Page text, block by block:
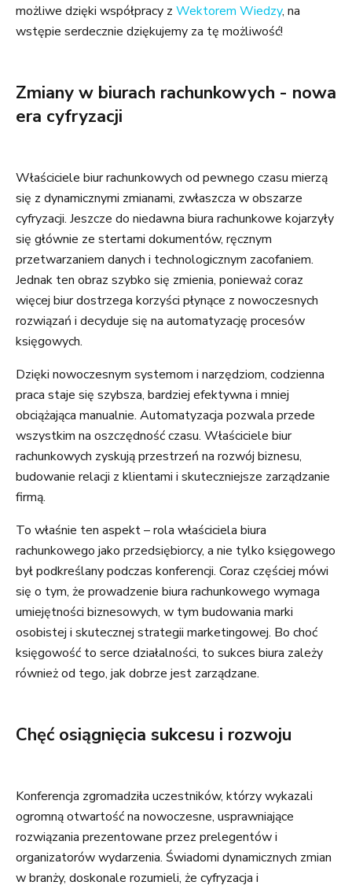
możliwe dzięki współpracy z Wektorem Wiedzy, na
wstępie serdecznie dziękujemy za tę możliwość!
Zmiany w biurach rachunkowych - nowa
era cyfryzacji
Właściciele biur rachunkowych od pewnego czasu mierzą
się z dynamicznymi zmianami, zwłaszcza w obszarze
cyfryzacji. Jeszcze do niedawna biura rachunkowe kojarzyły
się głównie ze stertami dokumentów, ręcznym
przetwarzaniem danych i technologicznym zacofaniem.
Jednak ten obraz szybko się zmienia, ponieważ coraz
więcej biur dostrzega korzyści płynące z nowoczesnych
rozwiązań i decyduje się na automatyzację procesów
księgowych.
Dzięki nowoczesnym systemom i narzędziom, codzienna
praca staje się szybsza, bardziej efektywna i mniej
obciążająca manualnie. Automatyzacja pozwala przede
wszystkim na oszczędność czasu. Właściciele biur
rachunkowych zyskują przestrzeń na rozwój biznesu,
budowanie relacji z klientami i skuteczniejsze zarządzanie
firmą.
To właśnie ten aspekt – rola właściciela biura
rachunkowego jako przedsiębiorcy, a nie tylko księgowego
był podkreślany podczas konferencji. Coraz częściej mówi
się o tym, że prowadzenie biura rachunkowego wymaga
umiejętności biznesowych, w tym budowania marki
osobistej i skutecznej strategii marketingowej. Bo choć
księgowość to serce działalności, to sukces biura zależy
również od tego, jak dobrze jest zarządzane.
Chęć osiągnięcia sukcesu i rozwoju
Konferencja zgromadziła uczestników, którzy wykazali
ogromną otwartość na nowoczesne, usprawniające
rozwiązania prezentowane przez prelegentów i
organizatorów wydarzenia. Świadomi dynamicznych zmian
w branży, doskonale rozumieli, że cyfryzacja i